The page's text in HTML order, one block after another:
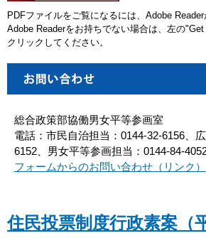
PDFファイルをご覧になるには、Adobe Reader
Adobe Readerをお持ちでない場合は、左の
クリックしてください。
総合政策部協働男女平等参画室
電話：市民自治担当：0144-32-6156、
6152、男女平等参画担当：0144-84-
フォームからのお問い合わせ（リンク）
住民投票制度行政素案（